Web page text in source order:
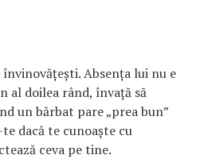
Absența lui nu e
al doilea rând, învață să
un bărbat pare „prea bun”
dacă te cunoaște cu
ceva pe tine.